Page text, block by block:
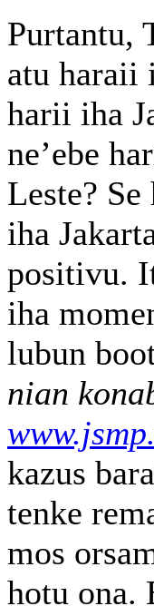
Purtantu,
atu haraii
harii iha
ne’ebe
Leste?
iha
positivu.
iha
lubun
nian
kazus
tenke
mos
hotu ona.